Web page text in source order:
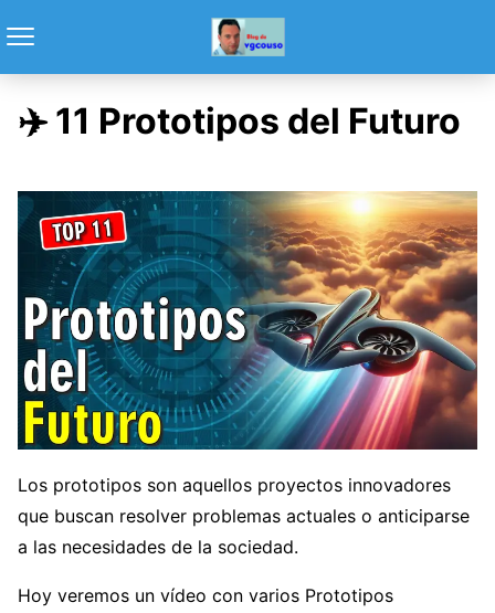
✈️ 11 Prototipos del Futuro
Los prototipos son aquellos proyectos innovadores
que buscan resolver problemas actuales o anticiparse
a las necesidades de la sociedad.
Hoy veremos un vídeo con varios Prototipos